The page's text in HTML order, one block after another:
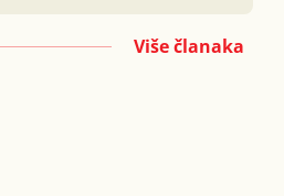
Više članaka